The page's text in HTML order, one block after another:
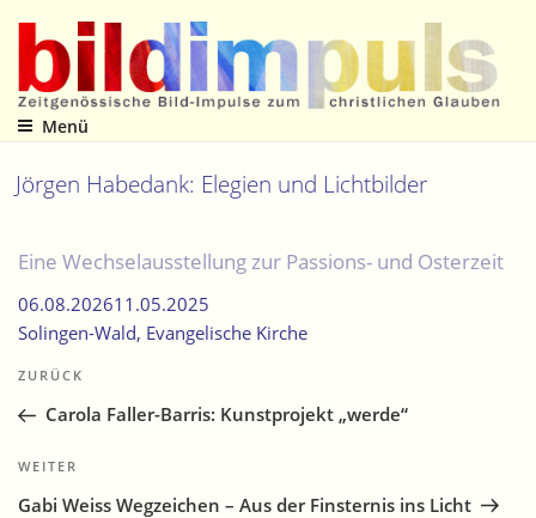
Inhalt
springen
Zeitgenössische Bild-Impulse zum christlichen Glauben
Menü
Jörgen Habedank: Elegien und Lichtbilder
Eine Wechselausstellung zur Passions- und Osterzeit
06.08.202611.05.2025
Solingen-Wald, Evangelische Kirche
Beitragsnavigation
Vorheriger
Beitrag
ZURÜCK
Carola Faller-Barris: Kunstprojekt „werde“
Nächster
Beitrag
WEITER
Gabi Weiss Wegzeichen – Aus der Finsternis ins Licht